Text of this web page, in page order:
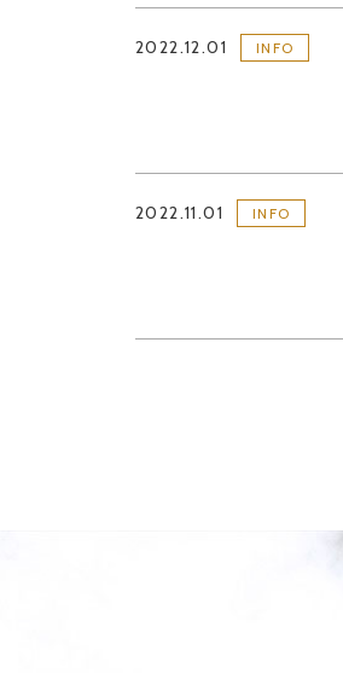
2022.12.01 INFO
2022.11.01 INFO